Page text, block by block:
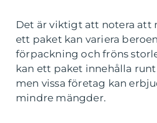
Det är viktigt att notera att
ett paket kan variera
förpackning och fröns
kan ett paket innehålla
men vissa företag kan
mindre mängder.